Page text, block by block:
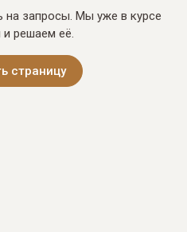
на запросы. Мы уже в курсе
решаем её.
страницу